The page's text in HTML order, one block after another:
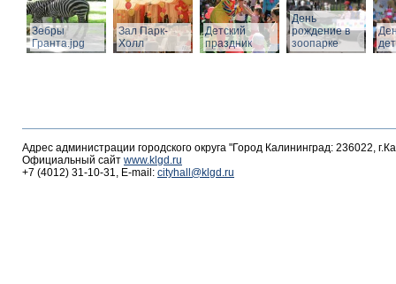
Зебры
Гранта.jpg
Зал Парк-
Холл
Детский
праздник
День
рождение в
зоопарке
Адрес администрации городского округа "Город Калининград: 236022,
Официальный сайт www.klgd.ru
+7 (4012) 31-10-31, E-mail: cityhall@klgd.ru